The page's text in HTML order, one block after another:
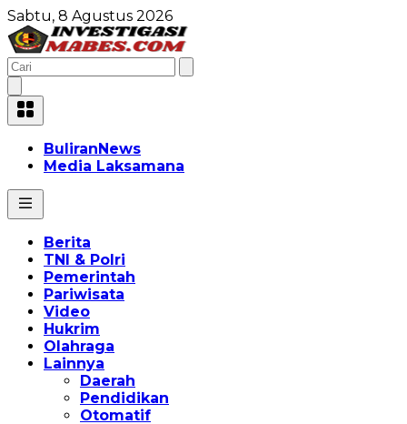
Sabtu, 8 Agustus 2026
BuliranNews
Media Laksamana
Berita
TNI & Polri
Pemerintah
Pariwisata
Video
Hukrim
Olahraga
Lainnya
Daerah
Pendidikan
Otomatif